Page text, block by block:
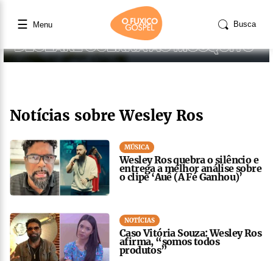
☰ Menu Busca
Notícias sobre Wesley Ros
MÚSICA
Wesley Ros quebra o silêncio e
entrega a melhor análise sobre
o clipe ‘Auê (A Fé Ganhou)’
NOTÍCIAS
Caso Vitória Souza: Wesley Ros
afirma, “somos todos
produtos”